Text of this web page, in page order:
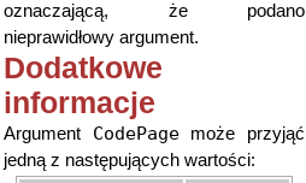
oznaczającą, że podano
nieprawidłowy argument.
Dodatkowe
informacje
Argument CodePagemoże przyjąć
jedną z następujących wartości: